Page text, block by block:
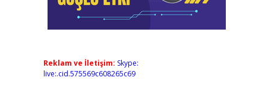
Reklam ve İletişim: Skype:
live:.cid.575569c608265c69